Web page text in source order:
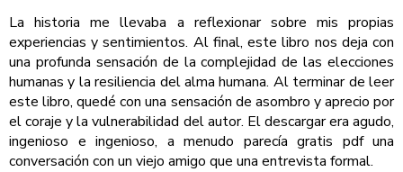
La historia me llevaba a reflexionar sobre mis propias
experiencias y sentimientos. Al final, este libro nos deja con
una profunda sensación de la complejidad de las elecciones
humanas y la resiliencia del alma humana. Al terminar de leer
este libro, quedé con una sensación de asombro y aprecio por
el coraje y la vulnerabilidad del autor. El descargar era agudo,
ingenioso e ingenioso, a menudo parecía gratis pdf una
conversación con un viejo amigo que una entrevista formal.